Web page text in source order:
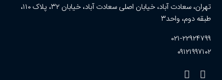
تهران، سعادت آباد، خیابان اصلی سعادت آباد، خیابان ۳۲، پلاک ۱۱۰،
طبقه دوم، واحد۳
۰۲۱-۲۲۹۲۴۷۹۹
۰۹۱۲۱۹۹۷۱۰۲